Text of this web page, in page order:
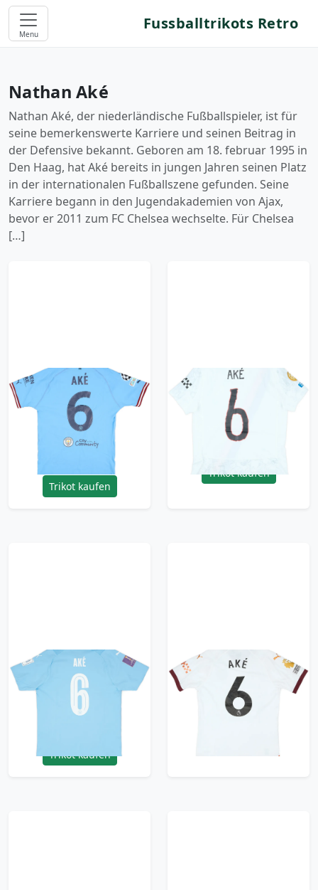
Menu
Fussballtrikots Retro
Nathan Aké
Nathan Aké, der niederländische Fußballspieler, ist für
seine bemerkenswerte Karriere und seinen Beitrag in
der Defensive bekannt. Geboren am 18. februar 1995 in
Den Haag, hat Aké bereits in jungen Jahren seinen Platz
in der internationalen Fußballszene gefunden. Seine
Karriere begann in den Jugendakademien von Ajax,
bevor er 2011 zum FC Chelsea wechselte. Für Chelsea
[…]
2022-23 Manchester
City Match Issue
Champions League
Final Home Shirt Ake
#6
1499.99£ · ca. €1770
Trikot kaufen
2025 Manchester City
Match Issue KidSuper
CWC Home Shirt Ake
#6
Trikot kaufen
2023-24 Manchester
City Match Issue Club
World Cup Home
Shirt Aké #6
Trikot kaufen
2023-24 Manchester
City Match Issue Away
Shirt Aké #6
149.99£ · ca. €177